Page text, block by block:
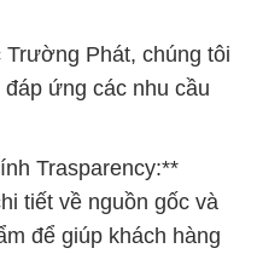
Phát, chúng tôi
ứng các nhu cầu
Trasparency:**
tiết về nguồn gốc và
để giúp khách hàng